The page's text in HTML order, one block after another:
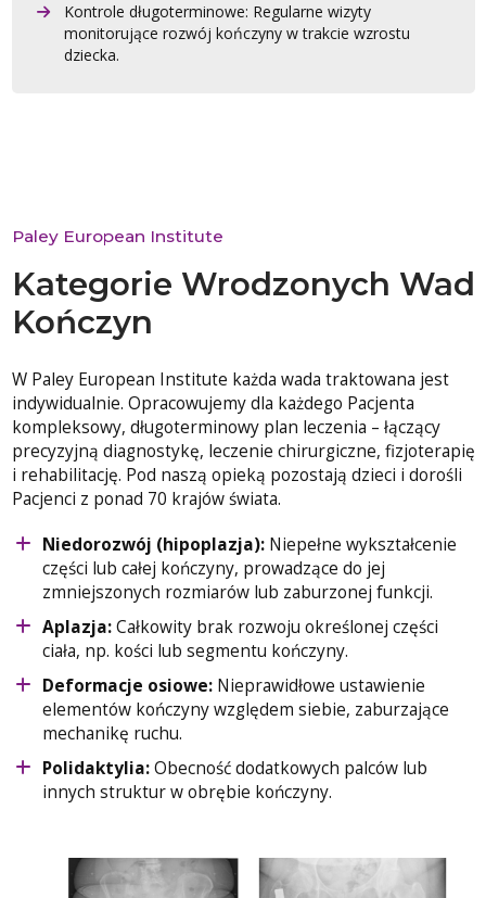
Kontrole długoterminowe: Regularne wizyty
monitorujące rozwój kończyny w trakcie wzrostu
dziecka.
Paley European Institute
Kategorie Wrodzonych Wad
Kończyn
W Paley European Institute każda wada traktowana jest
indywidualnie. Opracowujemy dla każdego Pacjenta
kompleksowy, długoterminowy plan leczenia – łączący
precyzyjną diagnostykę, leczenie chirurgiczne, fizjoterapię
i rehabilitację. Pod naszą opieką pozostają dzieci i dorośli
Pacjenci z ponad 70 krajów świata.
Niedorozwój (hipoplazja):Niepełne wykształcenie
części lub całej kończyny, prowadzące do jej
zmniejszonych rozmiarów lub zaburzonej funkcji.
Aplazja:Całkowity brak rozwoju określonej części
ciała, np. kości lub segmentu kończyny.
Deformacje osiowe:Nieprawidłowe ustawienie
elementów kończyny względem siebie, zaburzające
mechanikę ruchu.
Polidaktylia:Obecność dodatkowych palców lub
innych struktur w obrębie kończyny.